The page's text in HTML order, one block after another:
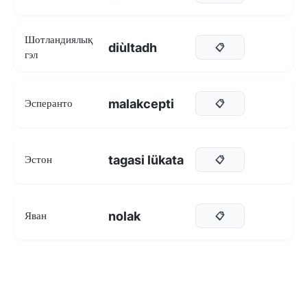
Шотландиялық
гэл
diùltadh 📋
Эсперанто malakcepti 📋
Эстон tagasi lükata 📋
Яван nolak 📋